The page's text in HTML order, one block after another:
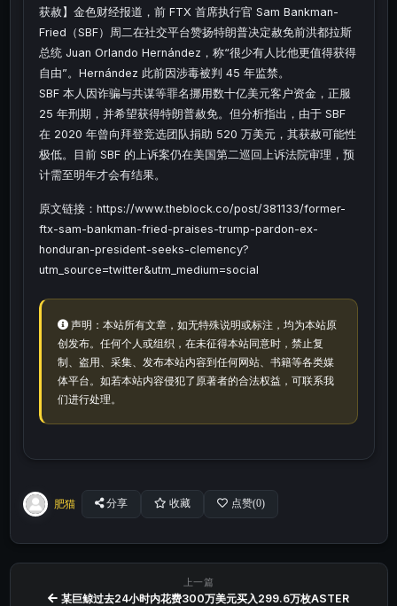
获赦】金色财经报道，前 FTX 首席执行官 Sam Bankman-
Fried（SBF）周二在社交平台赞扬特朗普决定赦免前洪都拉斯
总统 Juan Orlando Hernández，称“很少有人比他更值得获得
自由”。Hernández 此前因涉毒被判 45 年监禁。
SBF 本人因诈骗与共谋等罪名挪用数十亿美元客户资金，正服
25 年刑期，并希望获得特朗普赦免。但分析指出，由于 SBF
在 2020 年曾向拜登竞选团队捐助 520 万美元，其获赦可能性
极低。目前 SBF 的上诉案仍在美国第二巡回上诉法院审理，预
计需至明年才会有结果。
原文链接：https://www.theblock.co/post/381133/former-
ftx-sam-bankman-fried-praises-trump-pardon-ex-
honduran-president-seeks-clemency?
utm_source=twitter&utm_medium=social
声明：本站所有文章，如无特殊说明或标注，均为本站原
创发布。任何个人或组织，在未征得本站同意时，禁止复
制、盗用、采集、发布本站内容到任何网站、书籍等各类媒
体平台。如若本站内容侵犯了原著者的合法权益，可联系我
们进行处理。
肥猫 分享 收藏 点赞(0)
上一篇
某巨鲸过去24小时内花费300万美元买入299.6万枚ASTER